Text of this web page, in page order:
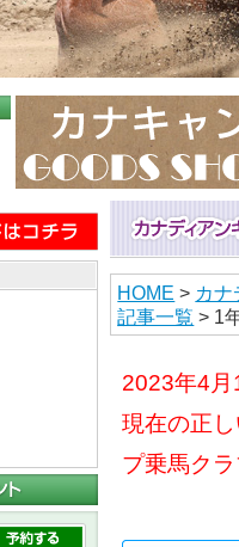
HOME > カ
記事一覧 > 1
2023年4月
現在の正
プ乗馬ク